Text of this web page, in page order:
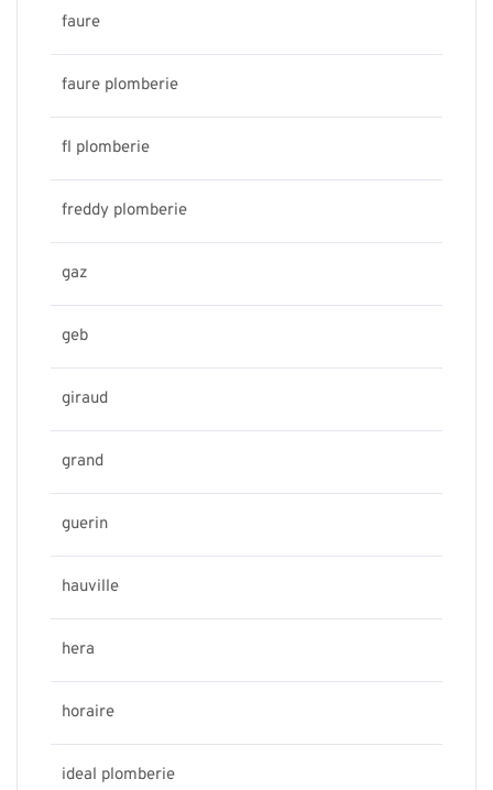
faure
faure plomberie
fl plomberie
freddy plomberie
gaz
geb
giraud
grand
guerin
hauville
hera
horaire
ideal plomberie